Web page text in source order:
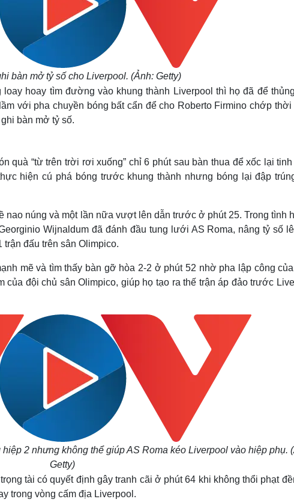
bàn mở tỷ số cho Liverpool. (Ảnh: Getty)
hoay tìm đường vào khung thành Liverpool thì họ đã để
với pha chuyền bóng bất cẩn để cho Roberto Firmino chớp
bàn mở tỷ số.
quà “từ trên trời rơi xuống” chỉ 6 phút sau bàn thua để xốc lại tinh
hiện cú phá bóng trước khung thành nhưng bóng lại đập
nao núng và một lần nữa vượt lên dẫn trước ở phút 25. Trong tình
Wijnaldum đã đánh đầu tung lưới AS Roma, nâng tỷ số
đấu trên sân Olimpico.
mẽ và tìm thấy bàn gỡ hòa 2-2 ở phút 52 nhờ pha lập công
của đội chủ sân Olimpico, giúp họ tạo ra thế trận áp đảo trước
2 nhưng không thể giúp AS Roma kéo Liverpool vào hiệp phụ.
Getty)
tài có quyết định gây tranh cãi ở phút 64 khi không thổi phạt
trong vòng cấm địa Liverpool.